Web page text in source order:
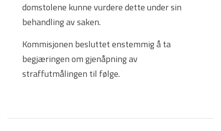
domstolene kunne vurdere dette under sin
behandling av saken.
Kommisjonen besluttet enstemmig å ta
begjæringen om gjenåpning av
straffutmålingen til følge.